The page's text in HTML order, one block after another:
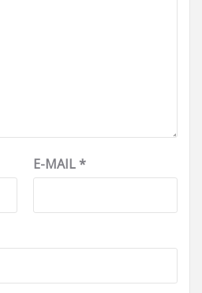
E-MAIL*